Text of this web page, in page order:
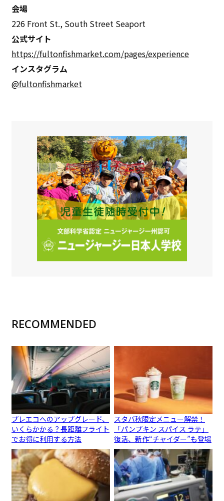
会場
226 Front St., South Street Seaport
公式サイト
https://fultonfishmarket.com/pages/experience
インスタグラム
@fultonfishmarket
RECOMMENDED
プレエコへのアップグレード、
いくらかかる？長距離フライト
でお得に利用する方法
スタバ秋限定メニュー解禁！
「パンプキン スパイス ラテ」
復活、新作“チャイダー”も登場